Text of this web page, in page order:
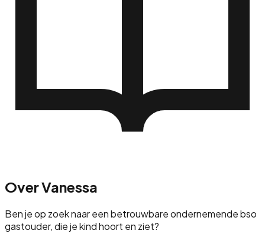
OverVanessa
Ben je op zoek naar een betrouwbare ondernemende bso
gastouder, die je kind hoort en ziet?